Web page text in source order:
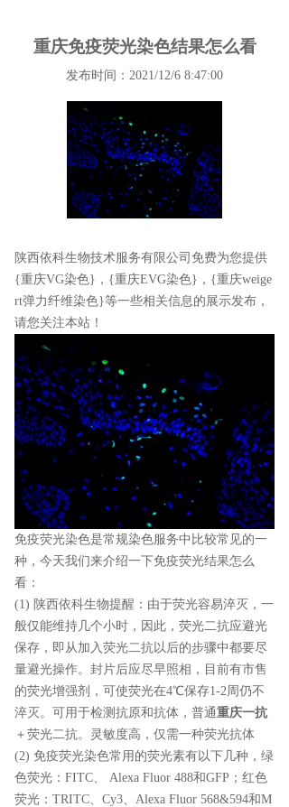
重庆免疫荧光染色结果怎么看
发布时间：2021/12/6 8:47:00
陕西依科生物技术服务有限公司免费为您提供
{重庆VG染色} ，{重庆EVG染色}，{重庆weige
rt弹力纤维染色}等一些相关信息的展示发布，
请您关注本站！
免疫荧光染色是常规染色服务中比较常见的一
种，今天我们来介绍一下免疫荧光结果怎么
看：
(1) 陕西依科生物提醒：由于荧光容易淬灭，一
般仅能维持几个小时，因此，荧光二抗应避光
保存，即从加入荧光二抗以后的步骤中都要尽
量避光操作。封片后应尽早照相，目前有市售
的荧光增强剂，可使荧光在4℃保存1-2周仍不
淬灭。可用于检测抗原和抗体，普通重庆一抗
＋荧光二抗。灵敏度高，仅需一种荧光抗体
(2) 免疫荧光染色常用的荧光素有以下几种，绿
色荧光：FITC、 Alexa Fluor 488和GFP；红色
荧光：TRITC、Cy3、Alexa Fluor 568&594和M